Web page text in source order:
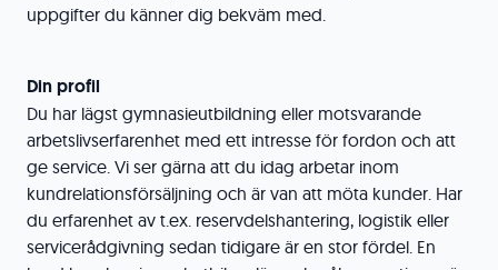
uppgifter du känner dig bekväm med.
Din profil
Du har lägst gymnasieutbildning eller motsvarande
arbetslivserfarenhet med ett intresse för fordon och att
ge service. Vi ser gärna att du idag arbetar inom
kundrelationsförsäljning och är van att möta kunder. Har
du erfarenhet av t.ex. reservdelshantering, logistik eller
servicerådgivning sedan tidigare är en stor fördel. En